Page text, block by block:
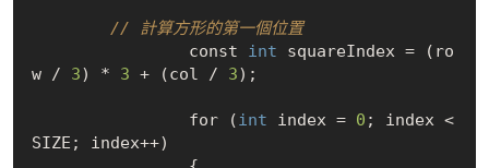
// 計算方形的第一個位置
		const
int squareIndex = (ro
w / 3) * 3 + (col / 3);
		for (
int index = 0 ; index <
SIZE; index++)